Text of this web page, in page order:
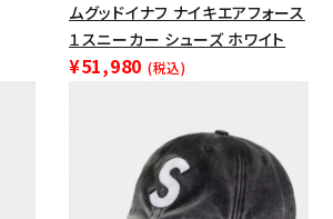
ボックスロゴ
在庫のない商品を表示する
絞り込んで検索する
ムグッドイナフ ナイキエアフォース
１スニーカー シューズ ホワイト
¥51,980 (税込)